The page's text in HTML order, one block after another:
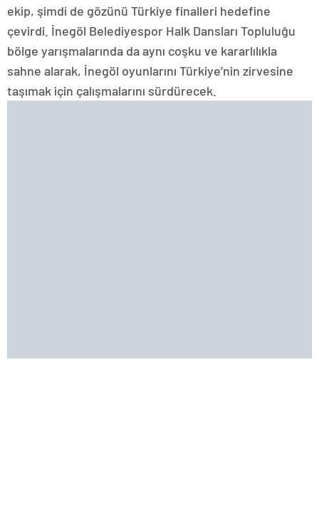
ekip, şimdi de gözünü Türkiye finalleri hedefine
çevirdi. İnegöl Belediyespor Halk Dansları Topluluğu
bölge yarışmalarında da aynı coşku ve kararlılıkla
sahne alarak, İnegöl oyunlarını Türkiye’nin zirvesine
taşımak için çalışmalarını sürdürecek.